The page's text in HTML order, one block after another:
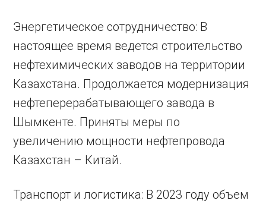
Энергетическое сотрудничество: В
настоящее время ведется строительство
нефтехимических заводов на территории
Казахстана. Продолжается модернизация
нефтеперерабатывающего завода в
Шымкенте. Приняты меры по
увеличению мощности нефтепровода
Казахстан – Китай.
Транспорт и логистика: В 2023 году объем